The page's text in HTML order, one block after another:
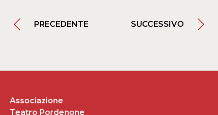
PRECEDENTE SUCCESSIVO
Associazione
Teatro Pordenone